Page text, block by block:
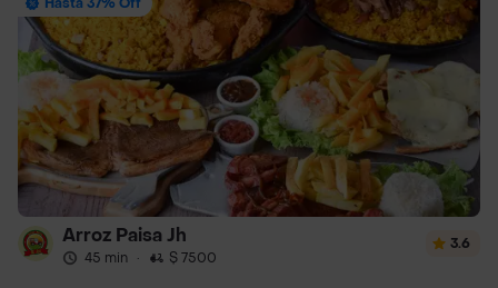
Arroz Paisa Jh
45 min · $ 7500
3.6